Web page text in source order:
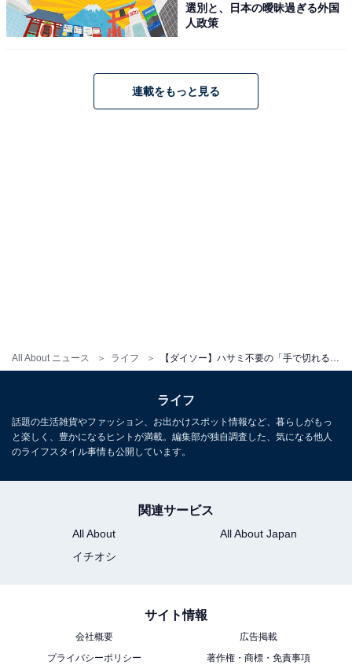
All About ニュース ライフ
太い線と細い線がある
空気が入っている小さな袋が8つで1ブロックになってい
て、それを囲うように太めの線が入っています。この線
太い線のところは、切れ目が入るとスッと切れる
口が雑になることがあります。でもいったん切れ目が入
ると、手でスーッと切ることができます。
選別と、日本の曖昧過ぎる外国
人政策
連載をもっと見る
ライフ
話題の生活雑貨やファッション、お出かけスポット情報など、暮らしがもっ
と楽しく、豊かになるヒントが満載。編集部が独自調査した、気になる他人
のライフスタイル事情も公開しています。
関連サービス
All About
All About Japan
イチオシ
サイト情報
会社概要
広告掲載
プライバシーポリシー
著作権・商標・免責事項